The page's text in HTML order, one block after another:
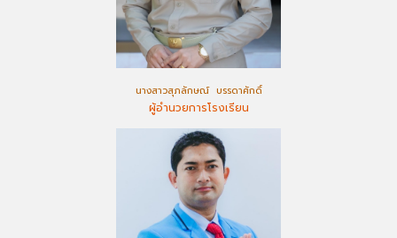
นางสาวสุภลักษณ์ บรรดาศักดิ์
ผู้อำนวยการโรงเรียน